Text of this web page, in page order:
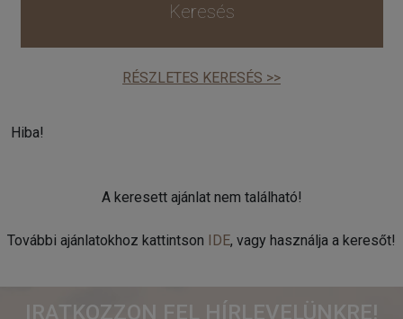
Keresés
RÉSZLETES KERESÉS >>
Hiba!
A keresett ajánlat nem található!
További ajánlatokhoz kattintson IDE, vagy használja a keresőt!
IRATKOZZON FEL HÍRLEVELÜNKRE!